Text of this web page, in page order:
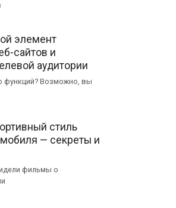
элемент
сайтов и
аудитории
функций? Возможно, вы
стиль
— секреты и
фильмы о